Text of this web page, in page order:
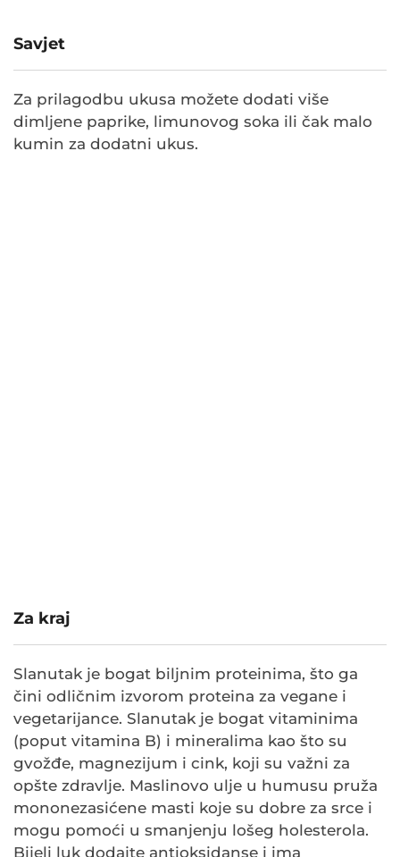
Savjet
Za prilagodbu ukusa možete dodati više
dimljene paprike, limunovog soka ili čak malo
kumin za dodatni ukus.
Za kraj
Slanutak je bogat biljnim proteinima, što ga
čini odličnim izvorom proteina za vegane i
vegetarijance. Slanutak je bogat vitaminima
(poput vitamina B) i mineralima kao što su
gvožđe, magnezijum i cink, koji su važni za
opšte zdravlje. Maslinovo ulje u humusu pruža
mononezasićene masti koje su dobre za srce i
mogu pomoći u smanjenju lošeg holesterola.
Bijeli luk dodajte antioksidanse i ima